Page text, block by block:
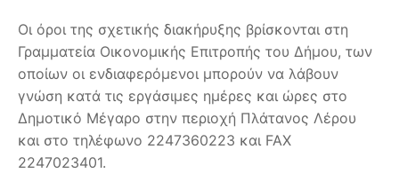
Οι όροι της σχετικής διακήρυξης βρίσκονται στη
Γραμματεία Οικονομικής Επιτροπής του Δήμου, των
οποίων οι ενδιαφερόμενοι μπορούν να λάβουν
γνώση κατά τις εργάσιμες ημέρες και ώρες στο
Δημοτικό Μέγαρο στην περιοχή Πλάτανος Λέρου
και στο τηλέφωνο 2247360223 και FAX
2247023401.